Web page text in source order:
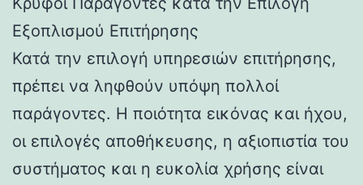
Εξοπλισμού Επιτήρησης
Κατά την επιλογή υπηρεσιών επιτήρησης,
πρέπει να ληφθούν υπόψη πολλοί
παράγοντες. Η ποιότητα εικόνας και ήχου,
οι επιλογές αποθήκευσης, η αξιοπιστία του
συστήματος και η ευκολία χρήσης είναι